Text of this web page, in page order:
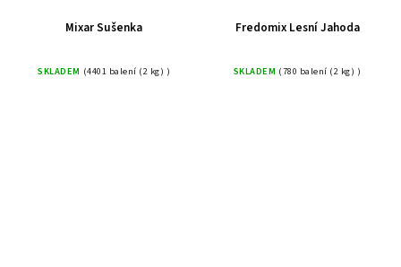
Mixar Sušenka
SKLADEM (4401 balení (2 kg) )
Fredomix Lesní Jahoda
SKLADEM (780 balení (2 kg) )